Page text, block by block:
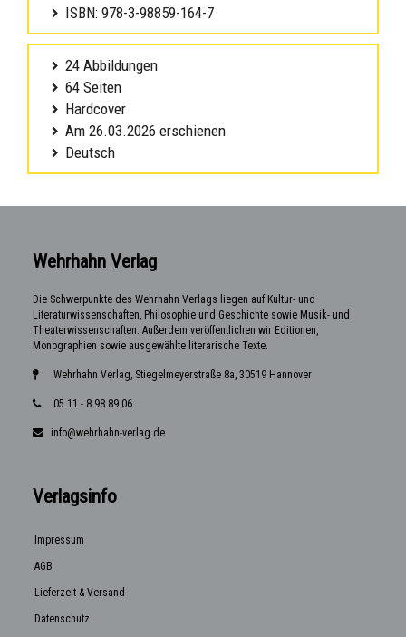
ISBN: 978-3-98859-164-7
24 Abbildungen
64 Seiten
Hardcover
Am 26.03.2026 erschienen
Deutsch
Wehrhahn Verlag
Die Schwerpunkte des Wehrhahn Verlags liegen auf Kultur- und
Literaturwissenschaften, Philosophie und Geschichte sowie Musik- und
Theaterwissenschaften. Außerdem veröffentlichen wir Editionen,
Monographien sowie ausgewählte literarische Texte.
Wehrhahn Verlag, Stiegelmeyerstraße 8a, 30519 Hannover
05 11 - 8 98 89 06
info@wehrhahn-verlag.de
Verlagsinfo
Impressum
AGB
Lieferzeit & Versand
Datenschutz